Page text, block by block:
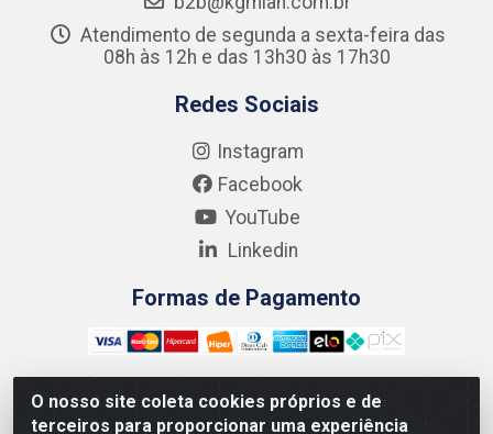
O nosso site coleta cookies próprios e de
terceiros para proporcionar uma experiência
Atendimento de segunda a sexta-feira das
08h às 12h e das 13h30 às 17h30
Redes Sociais
Instagram
Facebook
YouTube
Linkedin
Formas de Pagamento
Kgmlan Distribuidora LTDA - CNPJ 18.217.682/0001-54 -